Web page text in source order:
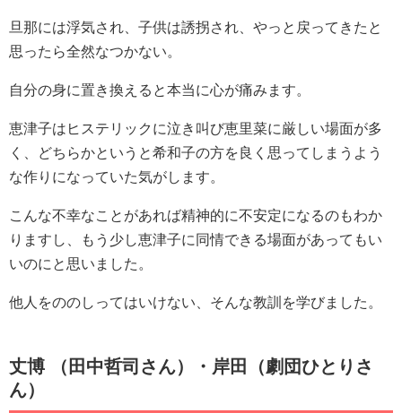
旦那には浮気され、子供は誘拐され、やっと戻ってきたと
思ったら全然なつかない。
自分の身に置き換えると本当に心が痛みます。
恵津子はヒステリックに泣き叫び恵里菜に厳しい場面が多
く、どちらかというと希和子の方を良く思ってしまうよう
な作りになっていた気がします。
こんな不幸なことがあれば精神的に不安定になるのもわか
りますし、もう少し恵津子に同情できる場面があってもい
いのにと思いました。
他人をののしってはいけない、そんな教訓を学びました。
丈博 （田中哲司さん）・岸田（劇団ひとりさ
ん）